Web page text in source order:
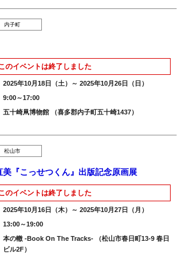
内子町
のイベントは終了しました
2025年10月18日（土）～ 2025年10月26日（日）
9:00～17:00
五十崎凧博物館 （喜多郡内子町五十崎1437）
松山市
『こっせつくん』出版記念原画展
のイベントは終了しました
2025年10月16日（木）～ 2025年10月27日（月）
13:00～19:00
本の轍 -Book On The Tracks- （松山市春日町13-9 春日
ビル2F）